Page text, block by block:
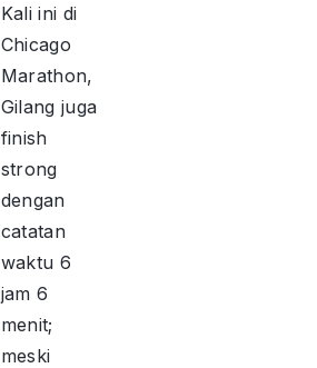
Kali ini di
Chicago
Marathon,
Gilang juga
finish
strong
dengan
catatan
waktu 6
jam 6
menit;
meski